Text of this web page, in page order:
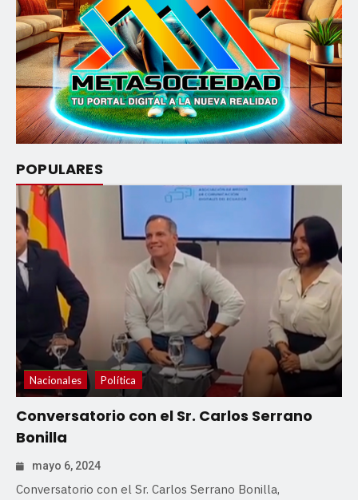
POPULARES
Nacionales Política
Conversatorio con el Sr. Carlos Serrano
Bonilla
mayo 6, 2024
Conversatorio con el Sr. Carlos Serrano Bonilla,